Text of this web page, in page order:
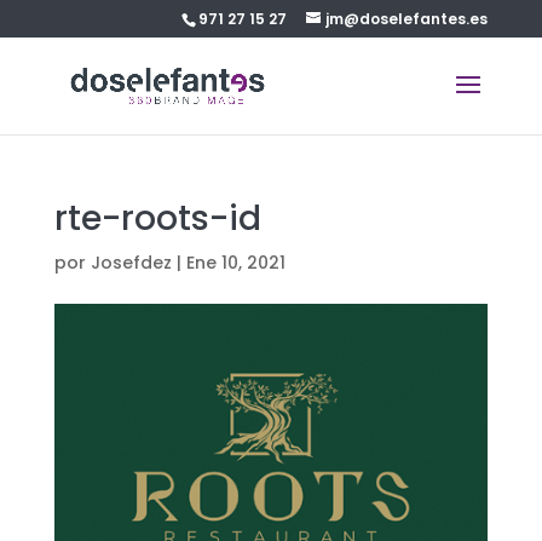
971 27 15 27 jm@doselefantes.es
rte-roots-id
por Josefdez | Ene 10, 2021